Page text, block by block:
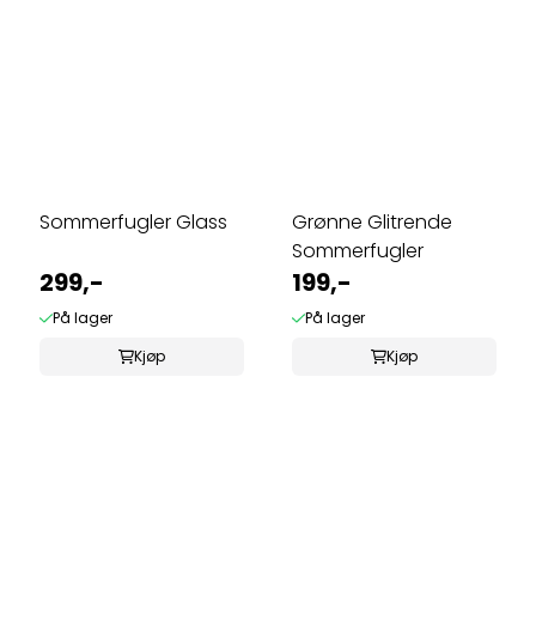
Sommerfugler Glass
299,-
På lager
Kjøp
Grønne Glitrende
Sommerfugler
199,-
På lager
Kjøp